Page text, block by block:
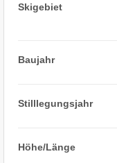
Skigebiet
Baujahr
Stilllegungsjahr
Höhe/Länge